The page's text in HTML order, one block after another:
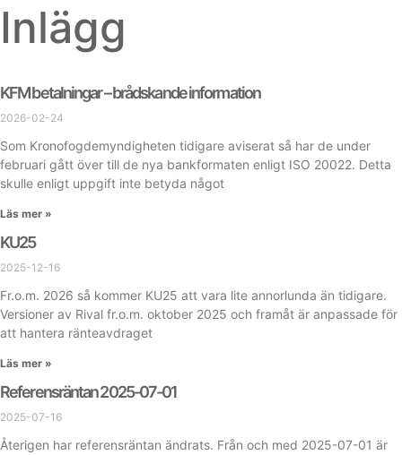
Inlägg
KFM betalningar – brådskande information
2026-02-24
Som Kronofogdemyndigheten tidigare aviserat så har de under
februari gått över till de nya bankformaten enligt ISO 20022. Detta
skulle enligt uppgift inte betyda något
Läs mer »
KU25
2025-12-16
Fr.o.m. 2026 så kommer KU25 att vara lite annorlunda än tidigare.
Versioner av Rival fr.o.m. oktober 2025 och framåt är anpassade för
att hantera ränteavdraget
Läs mer »
Referensräntan 2025-07-01
2025-07-16
Återigen har referensräntan ändrats. Från och med 2025-07-01 är